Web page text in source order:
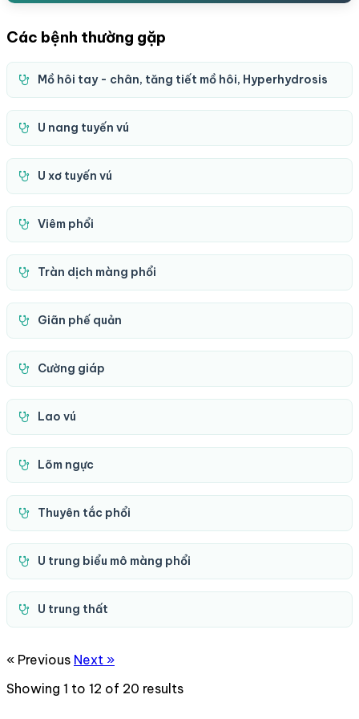
Các bệnh thường gặp
Mồ hôi tay - chân, tăng tiết mồ hôi, Hyperhydrosis
U nang tuyến vú
U xơ tuyến vú
Viêm phổi
Tràn dịch màng phổi
Giãn phế quản
Cường giáp
Lao vú
Lõm ngực
Thuyên tắc phổi
U trung biểu mô màng phổi
U trung thất
« Previous Next »
Showing 1 to 12 of 20 results